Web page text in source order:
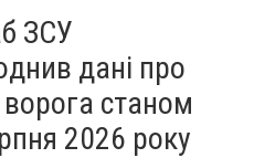
ЗСУ
дані про
станом
2026 року